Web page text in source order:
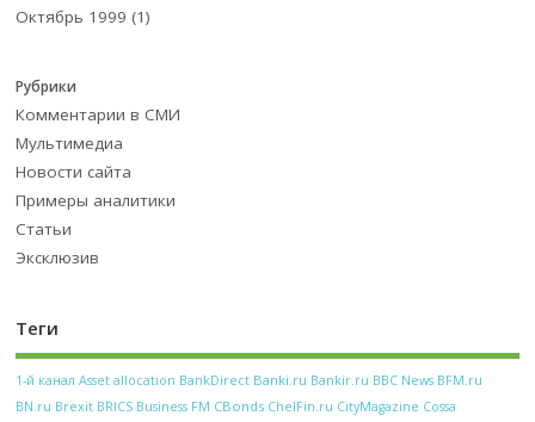
Октябрь 1999 (1)
Рубрики
Комментарии в СМИ
Мультимедиа
Новости сайта
Примеры аналитики
Статьи
Эксклюзив
Теги
1-й канал Asset allocation BankDirect Banki.ru Bankir.ru BBC News BFM.ru
BN.ru Brexit BRICS Business FM CBonds ChelFin.ru CityMagazine Cossa